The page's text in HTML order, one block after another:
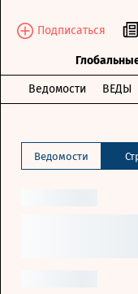
Подписаться
Ведомости ВЕДЫ
Ведомости